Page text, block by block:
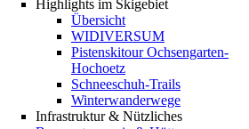
Highlights im Skigebiet
Übersicht
WIDIVERSUM
Pistenskitour Ochsengarten-
Hochoetz
Schneeschuh-Trails
Winterwanderwege
Infrastruktur & Nützliches